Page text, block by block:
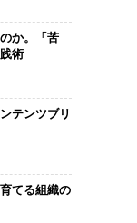
か。「苦
術
テンツブリ
てる組織の